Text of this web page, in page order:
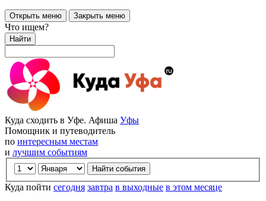
Открыть меню Закрыть меню
Что ищем?
Найти
Куда сходить в Уфе. Афиша Уфы
Помощник и путеводитель
по интересным местам
и лучшим событиям
Куда пойти сегодня завтра в выходные в этом месяце